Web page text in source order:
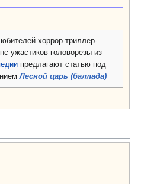
хоррор-триллер-
ужастиков головорезы из
предлагают статью под
Лесной царь (баллада)